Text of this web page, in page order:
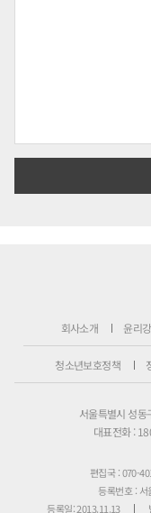
회사소개 윤리
청소년보호정책
서울특별시 성
대표전화 :
편집국 : 070-
등록번호 :
등록일: 2013.11.13